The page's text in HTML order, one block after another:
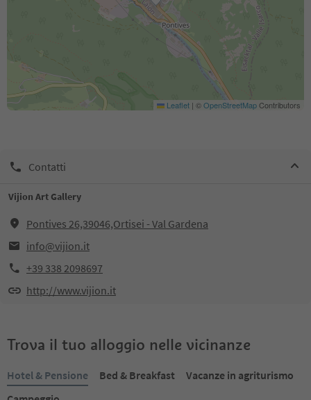
Leaflet | ©OpenStreetMapContributors
Contatti
Vijion Art Gallery
Pontives 26,39046,Ortisei - Val Gardena
info@vijion.it
+39 338 2098697
http://www.vijion.it
Trova il tuo alloggio nelle vicinanze
Hotel & Pensione Bed & Breakfast
Vacanze in agriturismo